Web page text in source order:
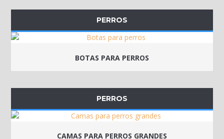
PERROS
BOTAS PARA PERROS
PERROS
CAMAS PARA PERROS GRANDES